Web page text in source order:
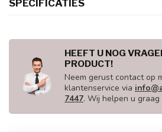
SPECIFICATIES
HEEFT U NOG
PRODUCT!
Neem gerust contact op
klantenservice via
7447. Wij helpen u graag